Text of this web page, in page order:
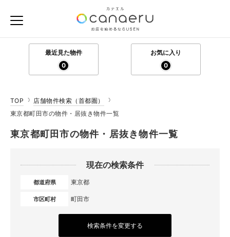
最近見た物件
0
お気に入り
0
TOP
店舗物件検索（首都圏）
東京都町田市の物件・居抜き物件一覧
東京都町田市の物件・居抜き物件一覧
現在の検索条件
都道府県 東京都
市区町村 町田市
検索条件を変更する